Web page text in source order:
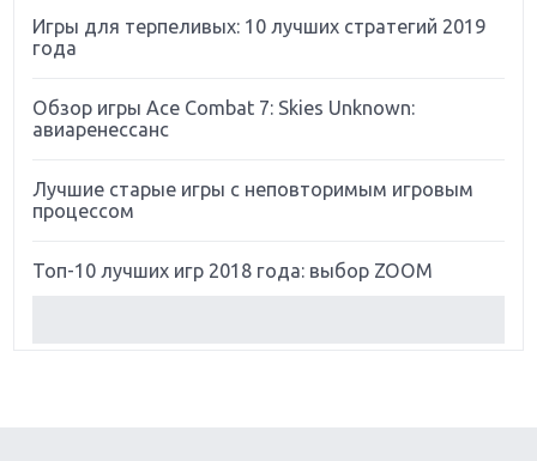
Игры для терпеливых: 10 лучших стратегий 2019
года
Обзор игры Ace Combat 7: Skies Unknown:
авиаренессанс
Лучшие старые игры с неповторимым игровым
процессом
Топ-10 лучших игр 2018 года: выбор ZOOM